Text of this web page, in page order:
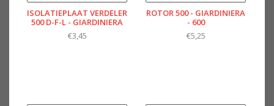
ISOLATIEPLAAT VERDELER
500 D-F-L - GIARDINIERA
€3,45
ROTOR 500 - GIARDINIERA
- 600
€5,25